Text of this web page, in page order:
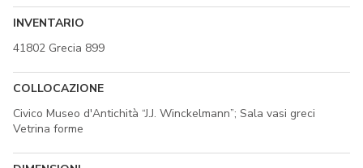
INVENTARIO
41802 Grecia 899
COLLOCAZIONE
Civico Museo d'Antichità “J.J. Winckelmann”; Sala vasi greci
Vetrina forme